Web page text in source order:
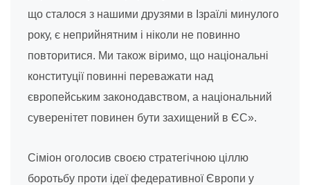
що сталося з нашими друзями в Ізраїлі минулого
року, є неприйнятним і ніколи не повинно
повторитися. Ми також віримо, що національні
конституції повинні переважати над
європейським законодавством, а національний
суверенітет повинен бути захищений в ЄС».
Сіміон оголосив своєю стратегічною ціллю
боротьбу проти ідеї федеративної Європи у